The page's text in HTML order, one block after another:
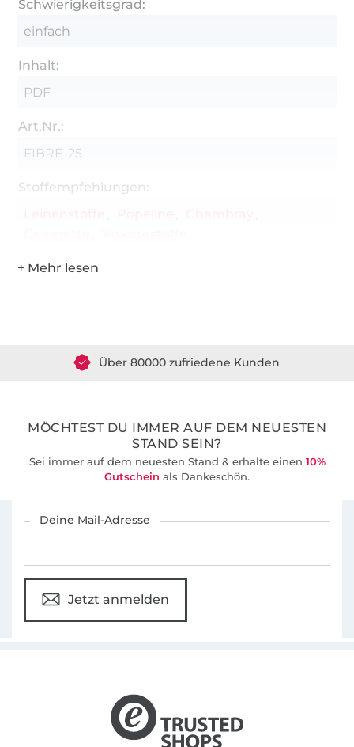
Schwierigkeitsgrad:
einfach
Inhalt:
PDF
Art.Nr.:
FIBRE-25
Stoffempfehlungen:
MÖCHTEST DU IMMER AUF DEM NEUESTEN
STAND SEIN?
Sei immer auf dem neuesten Stand & erhalte einen 10%
Gutschein als Dankeschön.
Deine Mail-Adresse
Jetzt anmelden